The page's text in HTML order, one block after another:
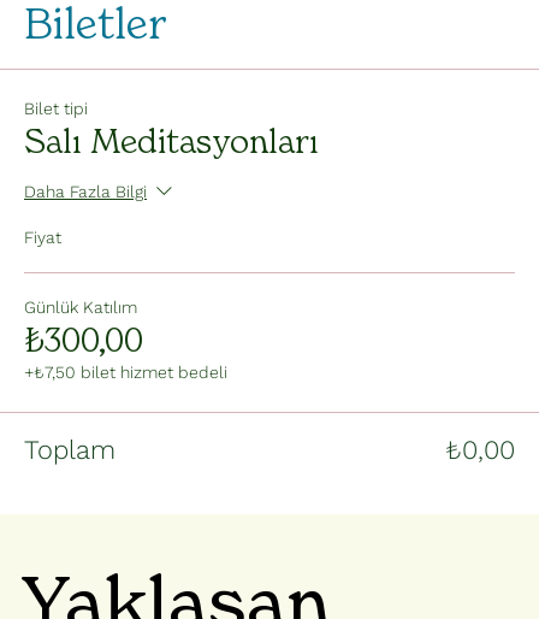
Biletler
Bilet tipi
Salı Meditasyonları
Daha Fazla Bilgi
Fiyat
Günlük Katılım
₺300,00
+₺7,50 bilet hizmet bedeli
Toplam ₺0,00